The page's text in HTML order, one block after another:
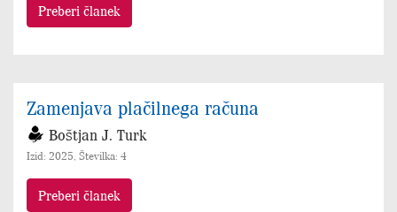
Preberi članek
Zamenjava plačilnega računa
Boštjan J. Turk
Izid: 2025, Številka: 4
Preberi članek